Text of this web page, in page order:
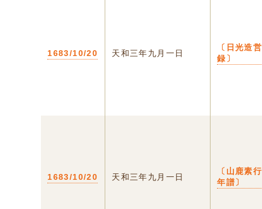
1683/10/20 天和三年九月一日
〔日光造営
録〕
1683/10/20 天和三年九月一日
〔山鹿素行
年譜〕